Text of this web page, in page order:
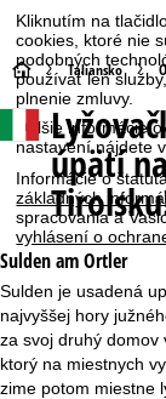
Kliknutím na
cookies, ktoré nie
podobných
používať len
plnenie zmluvy.
Ďalšie informácie
nastavení nájdete
Informácie o
základných
spracovania a
vyhlásení o
H
l
v
n
á
s
Taliansko
úpätí
Sulden am Ortler
Sulden je usadená
najvyššej hory
za svoj druhý domov
ktorý na miestnych
zime potom miestne